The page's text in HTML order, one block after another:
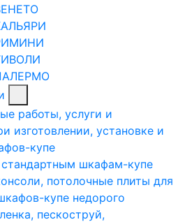
работы, услуги и
изготовлении, установке и
купе
шкафам-купе
потолочные плиты для
купе недорого
пескоструй,